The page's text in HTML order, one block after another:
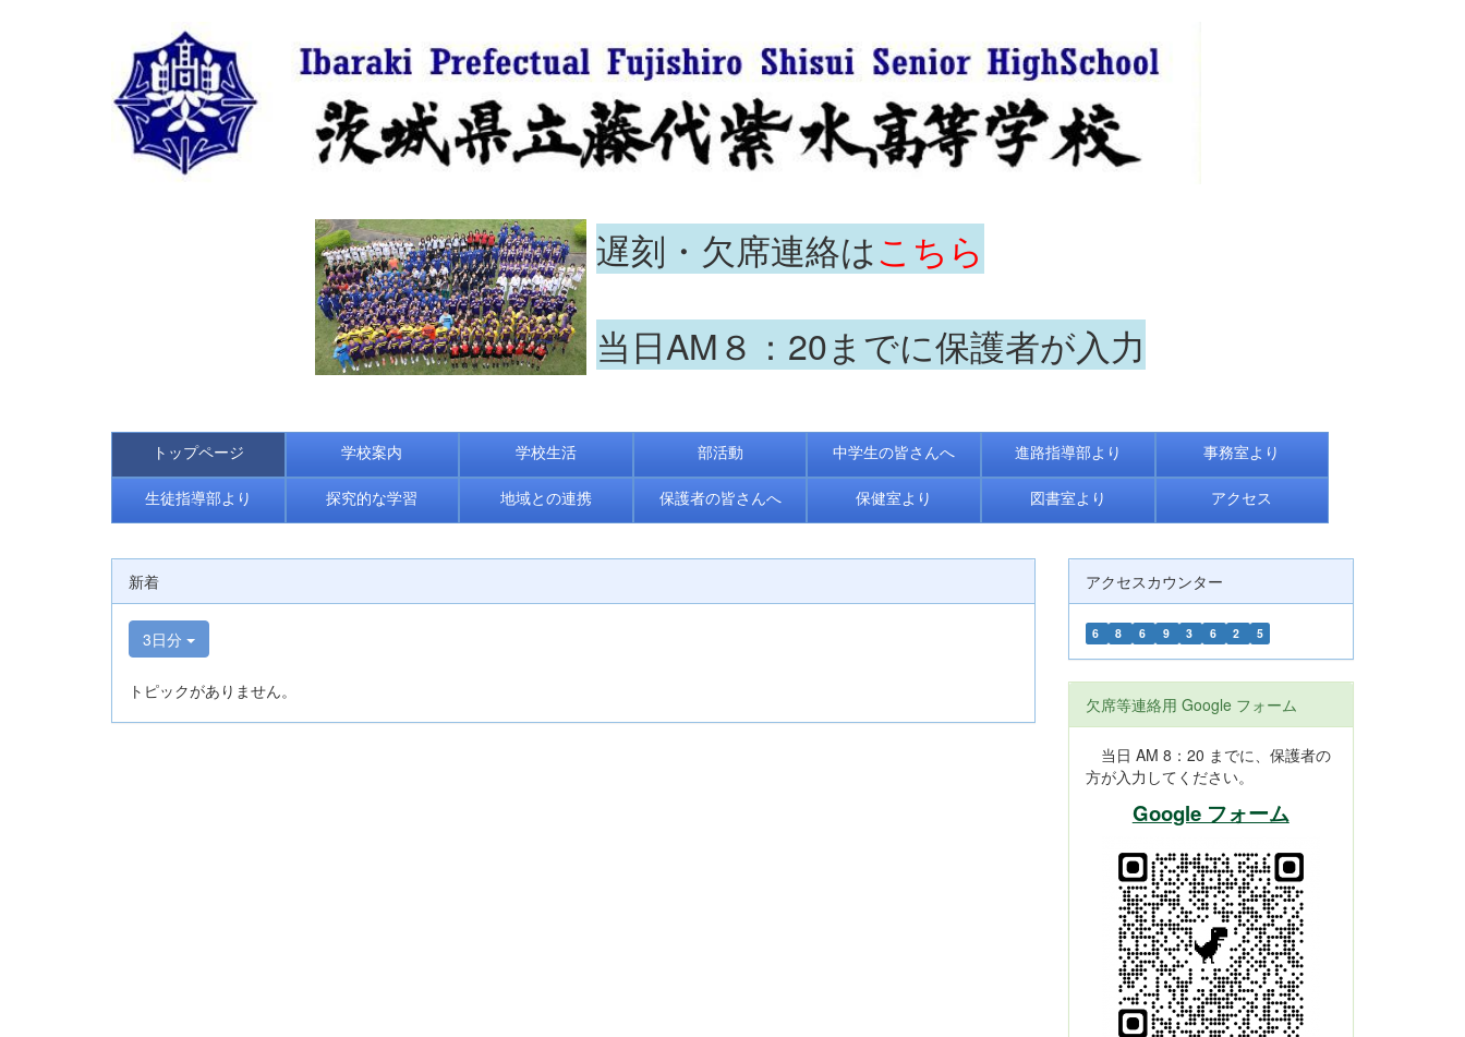
遅刻・欠席連絡はこちら
当日AM８：20までに保護者が入力
トップページ 学校案内 学校生活 部活動 中学生の皆さんへ 進路指導部より 事務室より
生徒指導部より 探究的な学習 地域との連携 保護者の皆さんへ 保健室より 図書室より アクセス
新着
3日分
トピックがありません。
アクセスカウンター
6 8 6 9 3 6 2 5
欠席等連絡用 Google フォーム
当日 AM 8：20 までに、保護者の
方が入力してください。
Google フォーム